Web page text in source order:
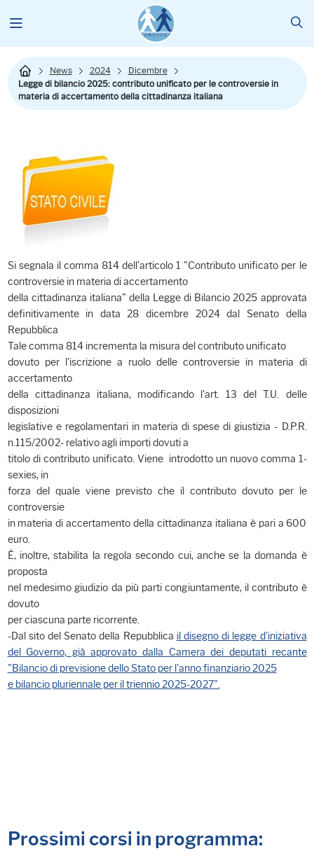
News 2024
Dicembre
Legge di bilancio 2025: contributo unificato per le controversie in
materia di accertamento della cittadinanza italiana
Si segnala il comma 814 dell'articolo 1 "Contributo unificato per le
controversie in materia di accertamento
della cittadinanza italiana" della Legge di Bilancio 2025 approvata
definitivamente in data 28 dicembre 2024 dal Senato della
Repubblica
Tale comma 814 incrementa la misura del contributo unificato
dovuto per l'iscrizione a ruolo delle controversie in materia di
accertamento
della cittadinanza italiana, modificando l'art. 13 del T.U. delle
disposizioni
legislative e regolamentari in materia di spese di giustizia - D.P.R.
n.115/2002- relativo agli importi dovuti a
titolo di contributo unificato. Viene introdotto un nuovo comma 1-
sexies, in
forza del quale viene previsto che il contributo dovuto per le
controversie
in materia di accertamento della cittadinanza italiana è pari a 600
euro.
È, inoltre, stabilita la regola secondo cui, anche se la domanda è
proposta
nel medesimo giudizio da più parti congiuntamente, il contributo è
dovuto
per ciascuna parte ricorrente.
-Dal sito del Senato della Repubblica il disegno di legge d'iniziativa
del Governo, già approvato dalla Camera dei deputati recante
"Bilancio di previsione dello Stato per l'anno finanziario 2025
e bilancio pluriennale per il triennio 2025-2027".
Prossimi corsi in programma: